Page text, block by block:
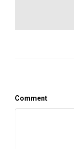
Comment